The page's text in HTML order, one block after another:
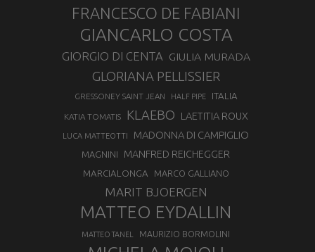
FRANCESCO DE FABIANI
GIANCARLO COSTA
GIORGIO DI CENTA GIULIA MURADA
GLORIANA PELLISSIER
GRESSONEY SAINT JEAN HALF PIPE ITALIA
KATIA TOMATIS KLAEBO LAETITIA ROUX
LUCA MATTEOTTI MADONNA DI CAMPIGLIO
MAGNINI MANFRED REICHEGGER
MARCIALONGA MARCO GALLIANO
MARIT BJOERGEN
MATTEO EYDALLIN
MATTEO TANEL MAURIZIO BORMOLINI